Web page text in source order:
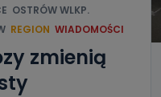
OSTRÓW WLKP.
REGION WIADOMOŚCI
zmienią